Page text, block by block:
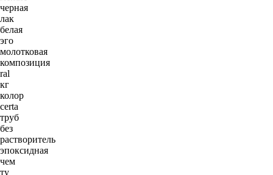
черная
лак
белая
эго
молотковая
композиция
ral
кг
колор
certa
труб
без
растворитель
эпоксидная
чем
ту